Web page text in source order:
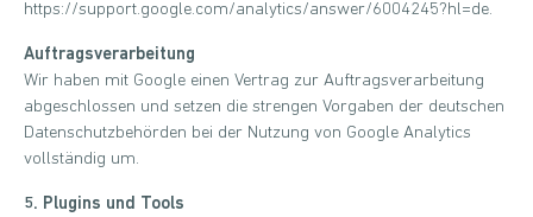
https://support.google.com/analytics/answer/6004245?hl=de.
Auftragsverarbeitung
Wir haben mit Google einen Vertrag zur Auftragsverarbeitung
abgeschlossen und setzen die strengen Vorgaben der deutschen
Datenschutzbehörden bei der Nutzung von Google Analytics
vollständig um.
5. Plugins und Tools